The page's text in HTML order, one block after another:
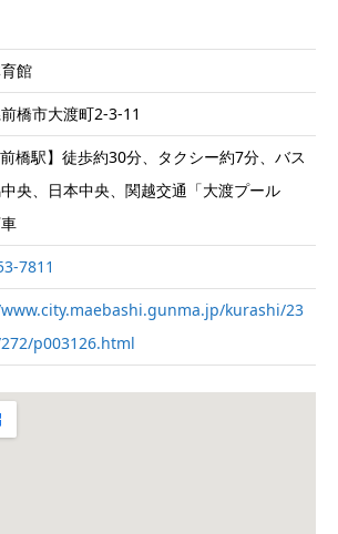
館
橋市大渡町2-3-11
前橋駅】徒歩約30分、タクシー約7分、バス
央、日本中央、関越交通「大渡プール
7811
kurashi/23
p003126.html